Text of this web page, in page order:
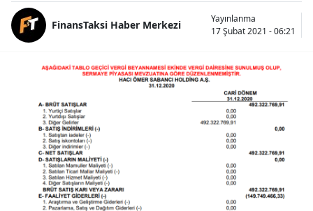
FinansTaksi Haber Merkezi
Yayınlanma
17 Şubat 2021 - 06:21